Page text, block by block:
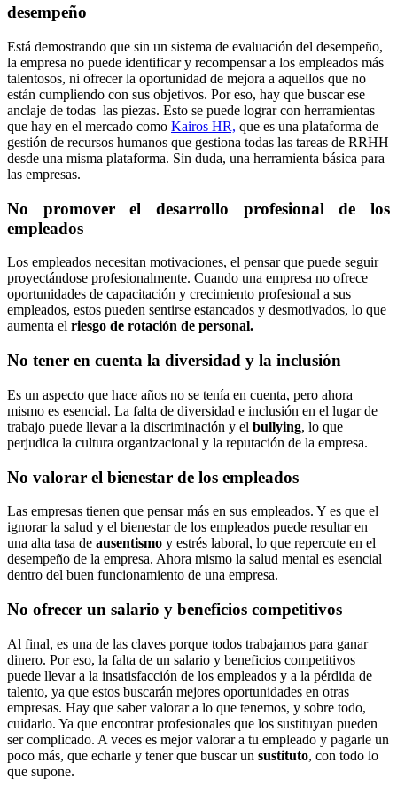
desempeño
Está demostrando que sin un sistema de evaluación del desempeño,
la empresa no puede identificar y recompensar a los empleados más
talentosos, ni ofrecer la oportunidad de mejora a aquellos que no
están cumpliendo con sus objetivos. Por eso, hay que buscar ese
anclaje de todas las piezas. Esto se puede lograr con herramientas
que hay en el mercado como Kairos HR, que es una plataforma de
gestión de recursos humanos que gestiona todas las tareas de RRHH
desde una misma plataforma. Sin duda, una herramienta básica para
las empresas.
No promover el desarrollo profesional de los
empleados
Los empleados necesitan motivaciones, el pensar que puede seguir
proyectándose profesionalmente. Cuando una empresa no ofrece
oportunidades de capacitación y crecimiento profesional a sus
empleados, estos pueden sentirse estancados y desmotivados, lo que
aumenta el riesgo de rotación de personal.
No tener en cuenta la diversidad y la inclusión
Es un aspecto que hace años no se tenía en cuenta, pero ahora
mismo es esencial. La falta de diversidad e inclusión en el lugar de
trabajo puede llevar a la discriminación y el bullying, lo que
perjudica la cultura organizacional y la reputación de la empresa.
No valorar el bienestar de los empleados
Las empresas tienen que pensar más en sus empleados. Y es que el
ignorar la salud y el bienestar de los empleados puede resultar en
una alta tasa de ausentismo y estrés laboral, lo que repercute en el
desempeño de la empresa. Ahora mismo la salud mental es esencial
dentro del buen funcionamiento de una empresa.
No ofrecer un salario y beneficios competitivos
Al final, es una de las claves porque todos trabajamos para ganar
dinero. Por eso, la falta de un salario y beneficios competitivos
puede llevar a la insatisfacción de los empleados y a la pérdida de
talento, ya que estos buscarán mejores oportunidades en otras
empresas. Hay que saber valorar a lo que tenemos, y sobre todo,
cuidarlo. Ya que encontrar profesionales que los sustituyan pueden
ser complicado. A veces es mejor valorar a tu empleado y pagarle un
poco más, que echarle y tener que buscar un sustituto, con todo lo
que supone.